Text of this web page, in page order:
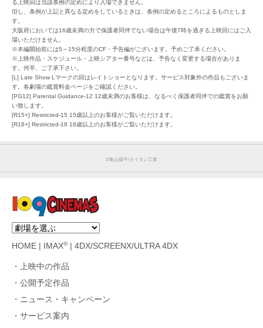
る上映回は当該条例の定めにより入場できません。
但し、条例が上記と異なる定めをしているときは、条例の定めるところによるものとしま
す。
大阪府においては16歳未満の方で保護者同伴でない場合は午後7時を過ぎる上映回にはご入
場いただけません。
※本編開始前には5～15分程度のCF・予告編がございます。予めご了承ください。
※上映作品・スケジュール・上映シアター番号などは、予告なく変更する場合がありま
す。何卒、ご了承下さい。
[L] Late Show Lマークの回はレイトショーとなります。サービス対象外の作品もございま
す。各劇場の鑑賞料金ページをご確認ください。
[PG12] Parental Guidance-12 12歳未満のお客様は、なるべく保護者同伴での鑑賞をお願
い致します。
[R15+] Restricted-15 15歳以上のお客様がご覧いただけます。
[R18+] Restricted-18 18歳以上のお客様がご覧いただけます。
©︎亀山陽平/タイタン工業
HOME IMAX®| 4DX/SCREENX/ULTRA 4DX
上映中の作品
公開予定作品
ニュース・キャンペーン
サービス案内